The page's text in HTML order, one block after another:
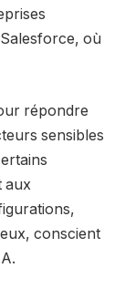
où
répondre
sensibles
aux
conscient